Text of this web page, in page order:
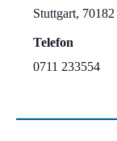
Stuttgart, 70182
Telefon
0711 233554